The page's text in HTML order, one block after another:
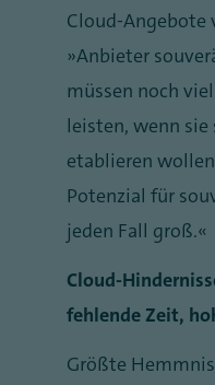
Cloud-
„Anbieter
müssen noch
leisten, wenn
etablieren
Potenzial für
jeden Fall groß.“
Cloud-
fehlende Zeit,
Größte